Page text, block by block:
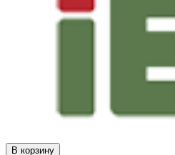
В корзину